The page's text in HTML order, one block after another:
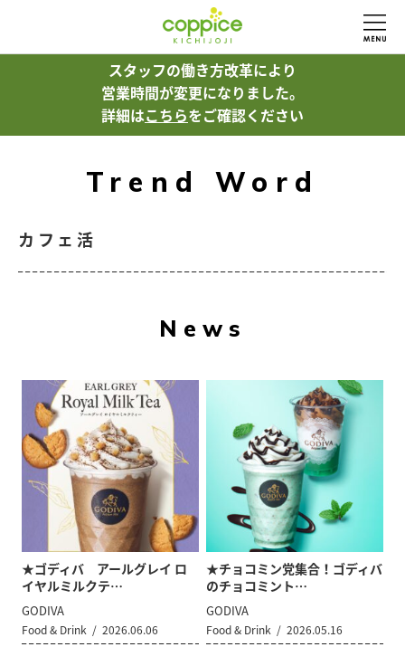
スタッフの働き方改革により
営業時間が変更になりました。
詳細はこちらをご確認ください
Trend Word
カフェ活
News
★ゴディバ アールグレイ ロ
イヤルミルクテ…
GODIVA
Food & Drink 2026.06.06
★チョコミン党集合！ゴディバ
のチョコミント…
GODIVA
Food & Drink 2026.05.16